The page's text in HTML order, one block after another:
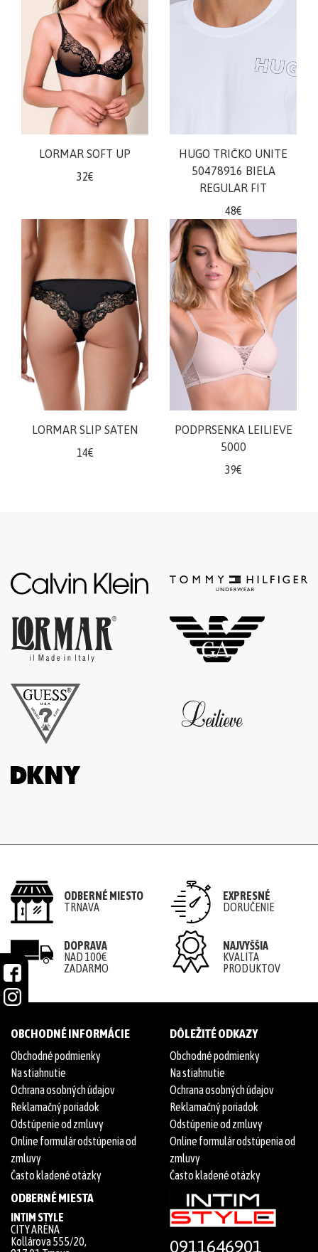
LORMAR SOFT UP
32€
HUGO TRIČKO UNITE
50478916 BIELA
REGULAR FIT
48€
LORMAR SLIP SATEN
14€
PODPRSENKA LEILIEVE
5000
39€
ODBERNÉ MIESTO
TRNAVA
EXPRESNÉ
DORUČENIE
DOPRAVA
NAD 100€
ZADARMO
NAJVYŠŠIA
KVALITA
PRODUKTOV
OBCHODNÉ INFORMÁCIE
Obchodné podmienky
Na stiahnutie
Ochrana osobných údajov
Reklamačný poriadok
Odstúpenie od zmluvy
Online formulár odstúpenia od
zmluvy
Často kladené otázky
DÔLEŽITÉ ODKAZY
Obchodné podmienky
Na stiahnutie
Ochrana osobných údajov
Reklamačný poriadok
Odstúpenie od zmluvy
Online formulár odstúpenia od
zmluvy
Často kladené otázky
ODBERNÉ MIESTA
INTIM STYLE
CITY ARÉNA
Kollárova 555/20,
0911646901